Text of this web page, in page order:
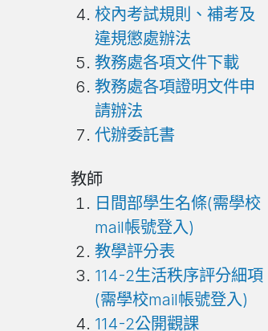
校內考試規則、補考及
違規懲處辦法
教務處各項文件下載
教務處各項證明文件申
請辦法
代辦委託書
教師
日間部學生名條(需學校
mail帳號登入)
教學評分表
114-2生活秩序評分細項
(需學校mail帳號登入)
114-2公開觀課